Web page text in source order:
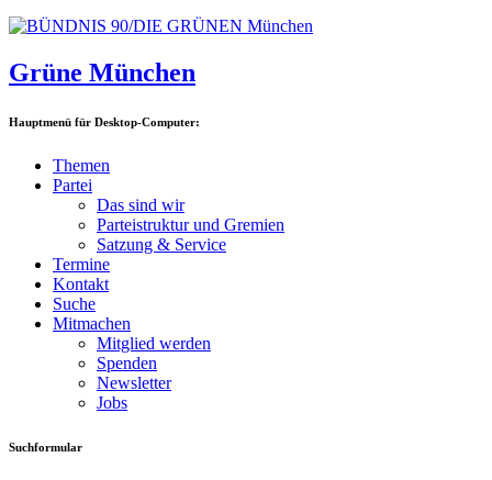
Grüne München
Hauptmenü für Desktop-Computer:
Themen
Partei
Das sind wir
Parteistruktur und Gremien
Satzung & Service
Termine
Kontakt
Suche
Mitmachen
Mitglied werden
Spenden
Newsletter
Jobs
Suchformular